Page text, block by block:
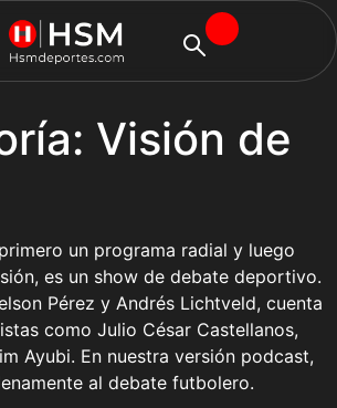
Visión de
un programa radial y luego
es un show de debate deportivo.
Pérez y Andrés Lichtveld, cuenta
como Julio César Castellanos,
Ayubi. En nuestra versión podcast,
al debate futbolero.